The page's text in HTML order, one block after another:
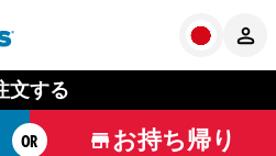
文する
OR お持ち帰り